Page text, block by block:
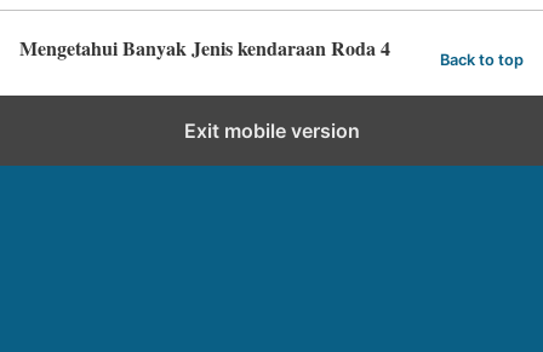
Mengetahui Banyak Jenis kendaraan Roda 4 Back to top
Exit mobile version